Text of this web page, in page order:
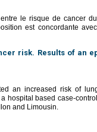
le risque de cancer
est concordante
risk. Results of an
an increased risk of
hospital based case-
and Limousin.